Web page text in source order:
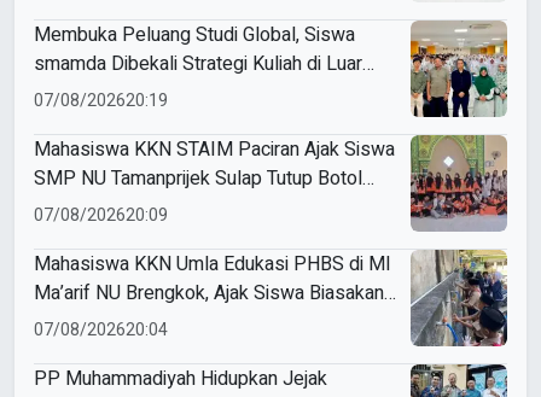
Membuka Peluang Studi Global, Siswa
smamda Dibekali Strategi Kuliah di Luar
Negeri
07/08/202620:19
Mahasiswa KKN STAIM Paciran Ajak Siswa
SMP NU Tamanprijek Sulap Tutup Botol
Plastik Menjadi Gantungan Kunci Kreatif
07/08/202620:09
Mahasiswa KKN Umla Edukasi PHBS di MI
Ma’arif NU Brengkok, Ajak Siswa Biasakan
Cuci Tangan Sejak Dini
07/08/202620:04
PP Muhammadiyah Hidupkan Jejak